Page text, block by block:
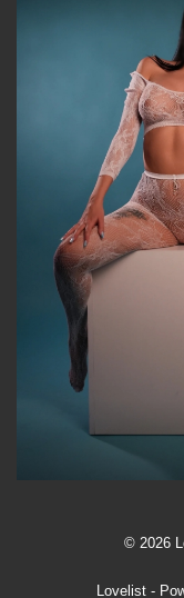
© 2026
Lovelist-